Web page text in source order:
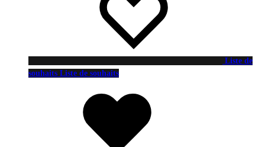
Liste de
souhaits Liste de souhaits